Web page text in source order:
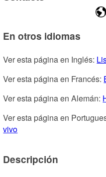
En otros idiomas
Ver esta página en Inglés:
Ver esta página en Francés:
Ver esta página en Alemán:
Ver esta página en
vivo
Descripción